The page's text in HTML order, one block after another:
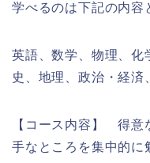
学べるのは下記の内容
英語、数学、物理、化
史、地理、政治・経済
【コース内容】 得意
手なところを集中的に